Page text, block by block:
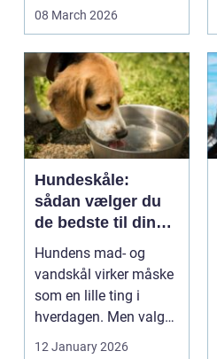
fordi b...
08 March 2026
Hundeskåle:
sådan vælger du
de bedste til din
hund
Hundens mad- og
vandskål virker måske
som en lille ting i
hverdagen. Men valg
af sk&arin...
12 January 2026